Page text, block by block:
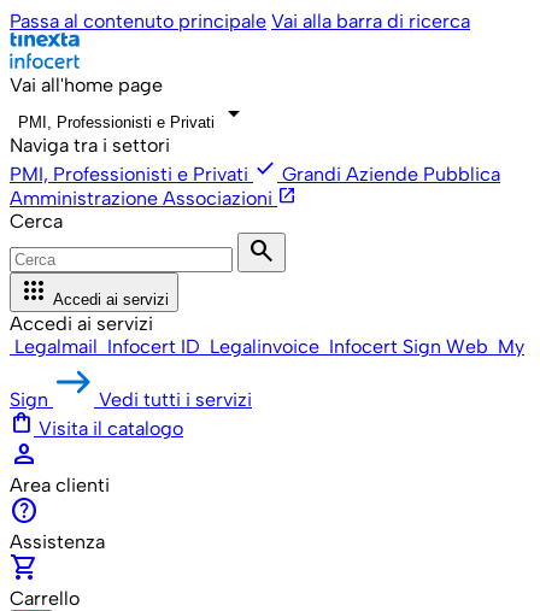
Passa al contenuto principale Vai alla barra di ricerca
Vai all'home page
PMI, Professionisti e Privati arrow_drop_down
Naviga tra i settori
PMI, Professionisti e Privati check Grandi Aziende Pubblica
Amministrazione Associazioni open_in_new
Cerca
search
apps Accedi ai servizi
Accedi ai servizi
Legalmail Infocert ID Legalinvoice Infocert Sign Web My
Sign Vedi tutti i servizi
shopping_bag Visita il catalogo
person
Area clienti
help
Assistenza
shopping_cart
Carrello